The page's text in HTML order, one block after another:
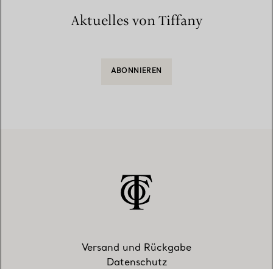
Aktuelles von Tiffany
ABONNIEREN
Versand und Rückgabe
Datenschutz